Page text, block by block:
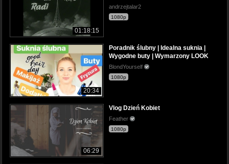
01:18:15
andrzejtalar2
1080p
20:34
Poradnik ślubny | Idealna suknia |
Wygodne buty | Wymarzony LOOK
BlondYourself
1080p
06:29
Vlog Dzień Kobiet
Feather
1080p